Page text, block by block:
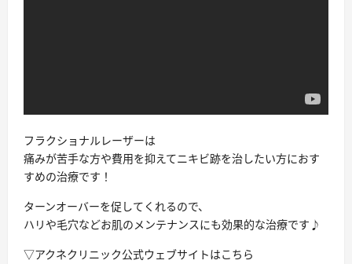
フラクショナルレーザーは
痛みが苦手な方や費用を抑えてニキビ跡を治したい方におす
すめの治療です！
ターンオーバーを促してくれるので、
ハリや毛穴などお肌のメンテナンスにも効果的な治療です♪
▽アクネクリニック公式ウェブサイトはこちら